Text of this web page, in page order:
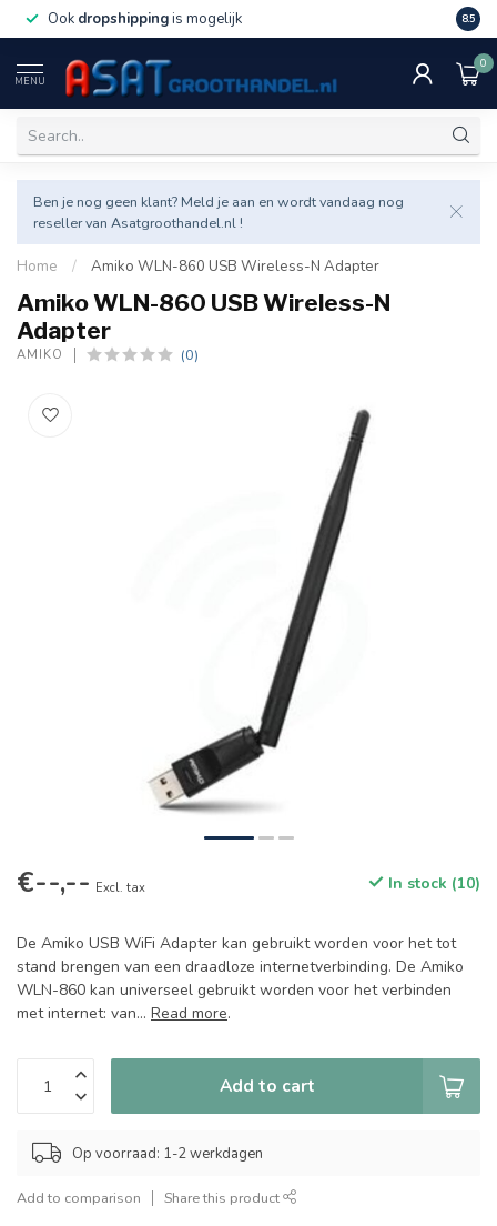
Ook dropshippingis mogelijk Veel
8.5
MENU
0
Ben je nog geen klant? Meld je aan en wordt vandaag nog
reseller van Asatgroothandel.nl !
Home / Amiko WLN-860 USB Wireless-N Adapter
Amiko WLN-860 USB Wireless-N
Adapter
AMIKO (0)
€--,-- Excl. tax In stock (10)
De Amiko USB WiFi Adapter kan gebruikt worden voor het tot
stand brengen van een draadloze internetverbinding. De Amiko
WLN-860 kan universeel gebruikt worden voor het verbinden
met internet: van... Read more.
Add to cart
Op voorraad: 1-2 werkdagen
Add to comparison Share this product